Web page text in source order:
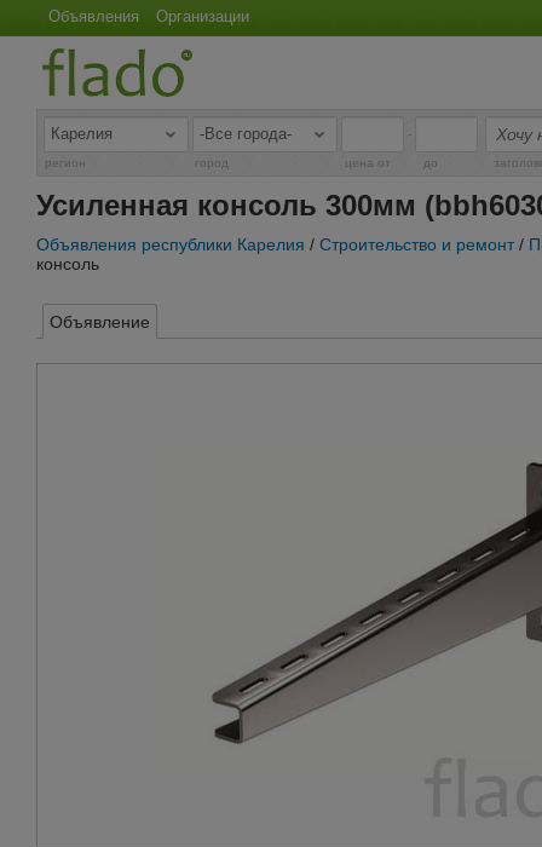
Объявления Организации
-
регион город цена от до
Усиленная консоль 300мм
Объявления республики Карелия / Строительство и ремонт /
консоль
Объявление